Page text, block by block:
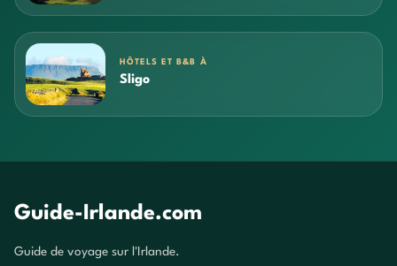
HÔTELS ET B&B À
Sligo
Guide-Irlande.com
Guide de voyage sur l'Irlande.